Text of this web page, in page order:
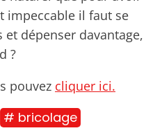
impeccable il faut se
dépenser davantage,
?
pouvez cliquer ici.
# bricolage